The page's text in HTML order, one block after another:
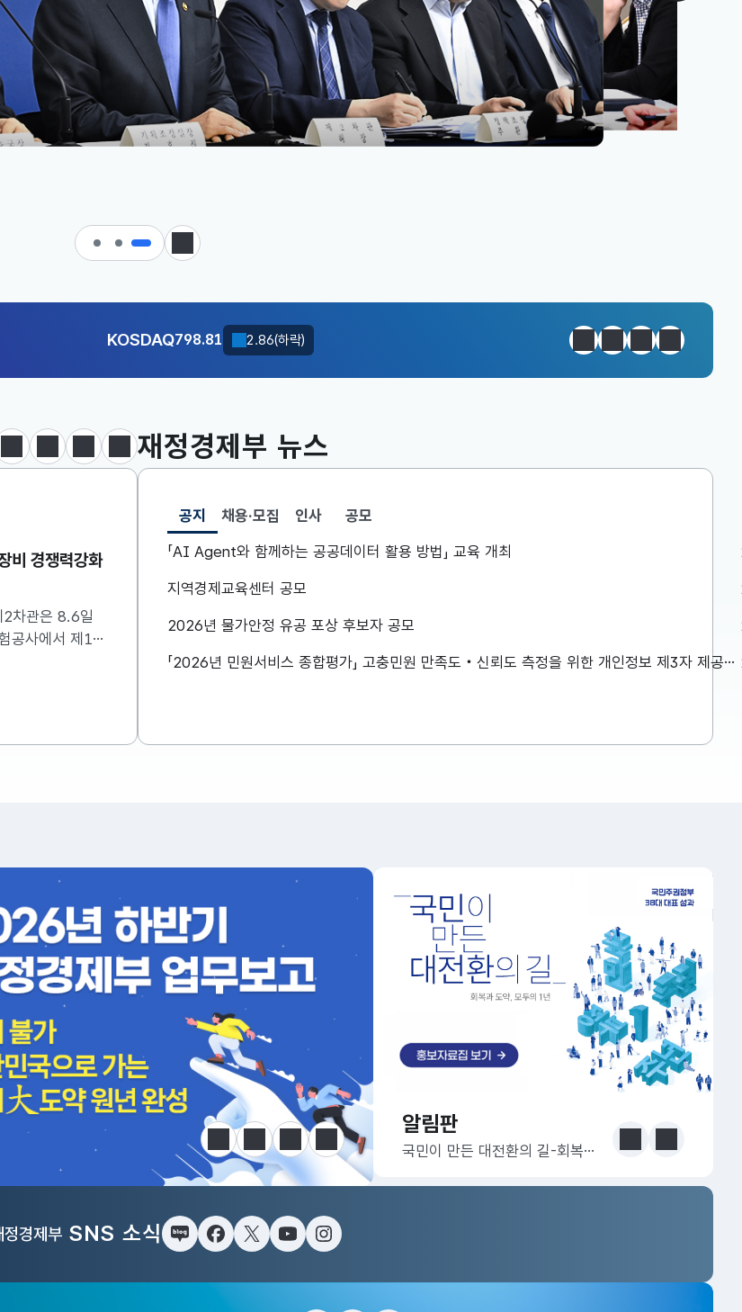
정지
KOSDAQ798.81
1410.6000 13.2000(하락)
달러-원1410.6000 13.2000(하락)
정지이전다음일일경제지
비 경쟁력강화
2차관은 8.6일
공사에서 제16
랍니다....
조세분석과
[보도참고] 출산·혼인세액공제 등
세제지원 제도는 종료되는 것이 아
변경됩니다.
정부는 ’26.8.3.(월) 「2026년 세제
지원하고 있는 일부 제도를 재정(예
구윤철 부총리, 창신동 쪽방촌을
계층 생활환경을 점검하였습니다. 보
정지 이전 다음 보도·참고자료 더보기
재정경제부 뉴스
공지
선택됨
공지
「AI Agent와 함께하는 공공데이터 활용 방법」 교육 개최
지역경제교육센터 공모
2026년 물가안정 유공 포상 후보자 공모
「2026년 민원서비스 종합평가」 고충민원 만족도‧신뢰도 측정을 위한 개인정보 제3자 제공사항 공고
채용·모집 인사 공모
정지 이전 다음 한눈에 보는 정책 더보기
알림판
알림판
전국민 공급망 애로 핫라인 개설
알림판
국민이 만든 대전환의 길-회복과 도약, 모두의 1년 이전 다음
정경제부 SNS 소식 블로그페이스북트위터(X)
유튜브인스타그램